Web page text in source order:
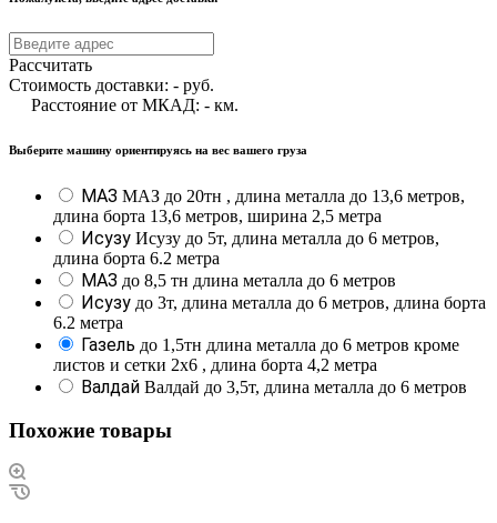
Рассчитать
Стоимость доставки: - руб.
Расстояние от МКАД: - км.
Выберите машину ориентируясь на вес вашего груза
МАЗ МАЗ до 20тн , длина металла до 13,6 метров,
длина борта 13,6 метров, ширина 2,5 метра
Исузу Исузу до 5т, длина металла до 6 метров,
длина борта 6.2 метра
МАЗ до 8,5 тн длина металла до 6 метров
Исузу до 3т, длина металла до 6 метров, длина борта
6.2 метра
Газель до 1,5тн длина металла до 6 метров кроме
листов и сетки 2х6 , длина борта 4,2 метра
Валдай Валдай до 3,5т, длина металла до 6 метров
Похожие товары